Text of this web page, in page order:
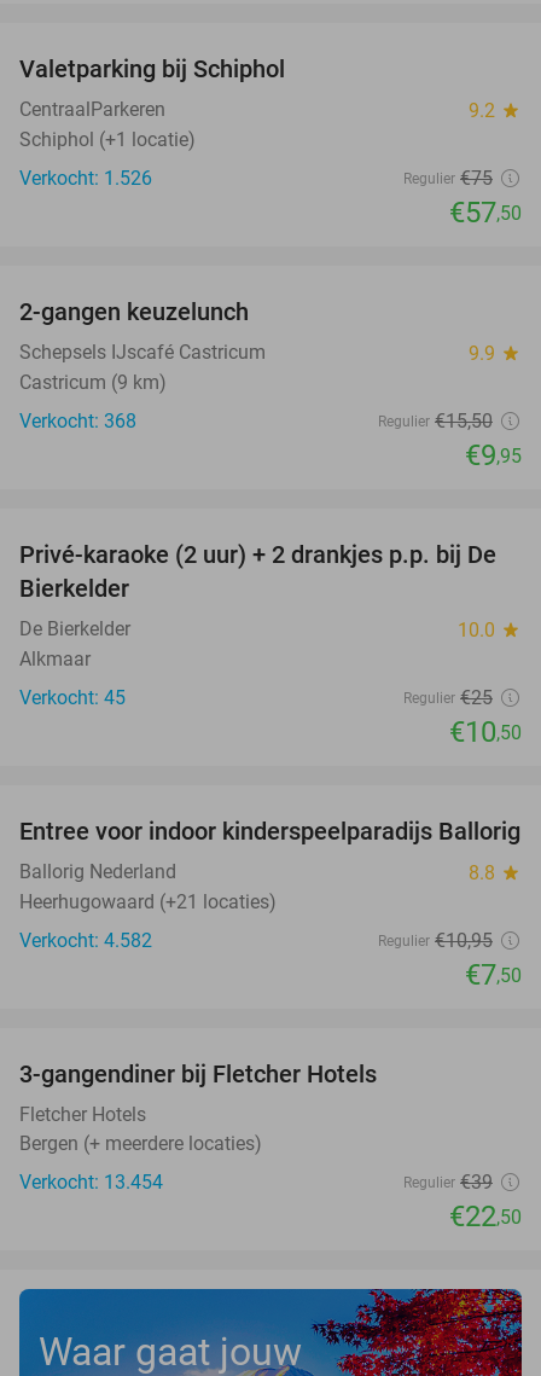
Valetparking bij Schiphol
CentraalParkeren 9.2 star
Schiphol (+1 locatie)
Verkocht: 1.526
Regulier €75
€57,50
2-gangen keuzelunch
Schepsels IJscafé Castricum 9.9 star
Castricum (9 km)
Verkocht: 368
Regulier €15,50
€9,95
58%
Privé-karaoke (2 uur) + 2 drankjes p.p. bij De
Bierkelder
De Bierkelder 10.0 star
Alkmaar
Verkocht: 45
Regulier €25
€10,50
32%
Entree voor indoor kinderspeelparadijs Ballorig
Ballorig Nederland 8.8 star
Heerhugowaard (+21 locaties)
Verkocht: 4.582
Regulier €10,95
€7,50
3-gangendiner bij Fletcher Hotels
Fletcher Hotels
Bergen (+ meerdere locaties)
Verkocht: 13.454
Regulier €39
€22,50
Waar gaat jouw